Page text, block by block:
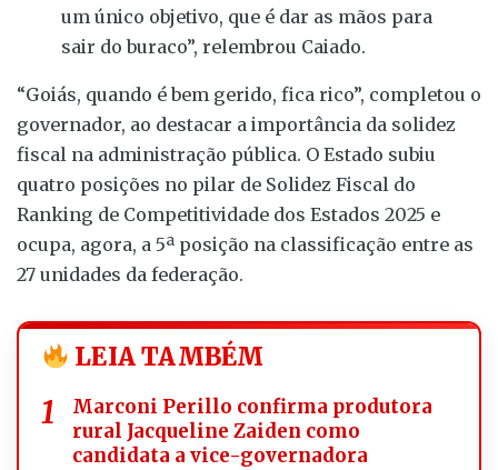
um único objetivo, que é dar as mãos para
sair do buraco”, relembrou Caiado.
“Goiás, quando é bem gerido, fica rico”, completou o
governador, ao destacar a importância da solidez
fiscal na administração pública. O Estado subiu
quatro posições no pilar de Solidez Fiscal do
Ranking de Competitividade dos Estados 2025 e
ocupa, agora, a 5ª posição na classificação entre as
27 unidades da federação.
LEIA TAMBÉM
Marconi Perillo confirma produtora
rural Jacqueline Zaiden como
candidata a vice-governadora